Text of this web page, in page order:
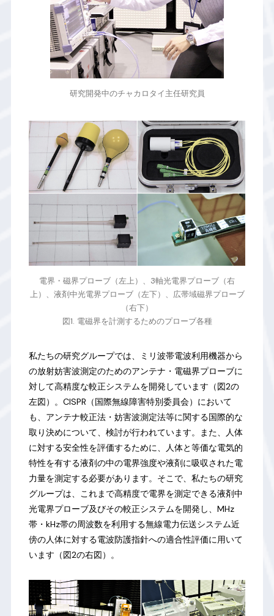
研究開発中のチャカロタイ主任研究員
電界・磁界プローブ（左上）、3軸光電界プローブ（右
上）、液剤中光電界プローブ（左下）、広帯域磁界プローブ
（右下）
図1. 電磁界を計測するためのプローブ各種
私たちの研究グループでは、ミリ波帯電波利用機器から
の放射妨害波測定のためのアンテナ・電磁界プローブに
対して高精度な較正システムを開発しています（図2の
左図）。CISPR（国際無線障害特別委員会）において
も、アンテナ較正法・妨害波測定法等に関する国際的な
取り決めについて、検討が行われています。また、人体
に対する安全性を評価するために、人体と等価な電気的
特性を有する液剤の中の電界強度や液剤に吸収された電
力量を測定する必要があります。そこで、私たちの研究
グループは、これまで高精度で電界を測定できる液剤中
光電界プローブ及びその較正システムを開発し、MHz
帯・kHz帯の周波数を利用する無線電力伝送システム近
傍の人体に対する電波防護指針への適合性評価に用いて
います（図2の右図）。